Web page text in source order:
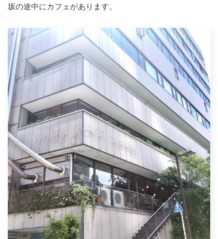
坂の途中にカフェがあります。